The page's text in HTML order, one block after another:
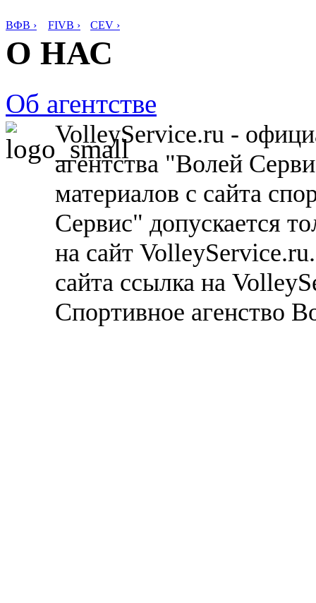
ВФВ › FIVB › CEV ›
О НАС
Об агентстве
VolleyService.ru -
агентства "Волей
материалов с сайта
Сервис" допускается
на сайт
сайта ссылка на
Спортивное агенство